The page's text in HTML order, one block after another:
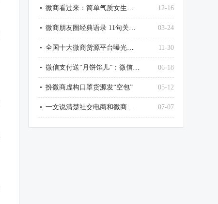
微商看过来：简单气质女生微信网名大全 12-16
微商朋友圈经典语录 11句关于微商的经典句子 03-24
全国十大微商货源平台曝光了，最大的竟然是它 11-30
微信支付送“月饼馅儿”：微信这样提现，不用1毛钱手续费 06-18
扮微商虚构口罩货源发“空包” 05-12
一文说清楚社交电商和微商和传销的区别 07-07